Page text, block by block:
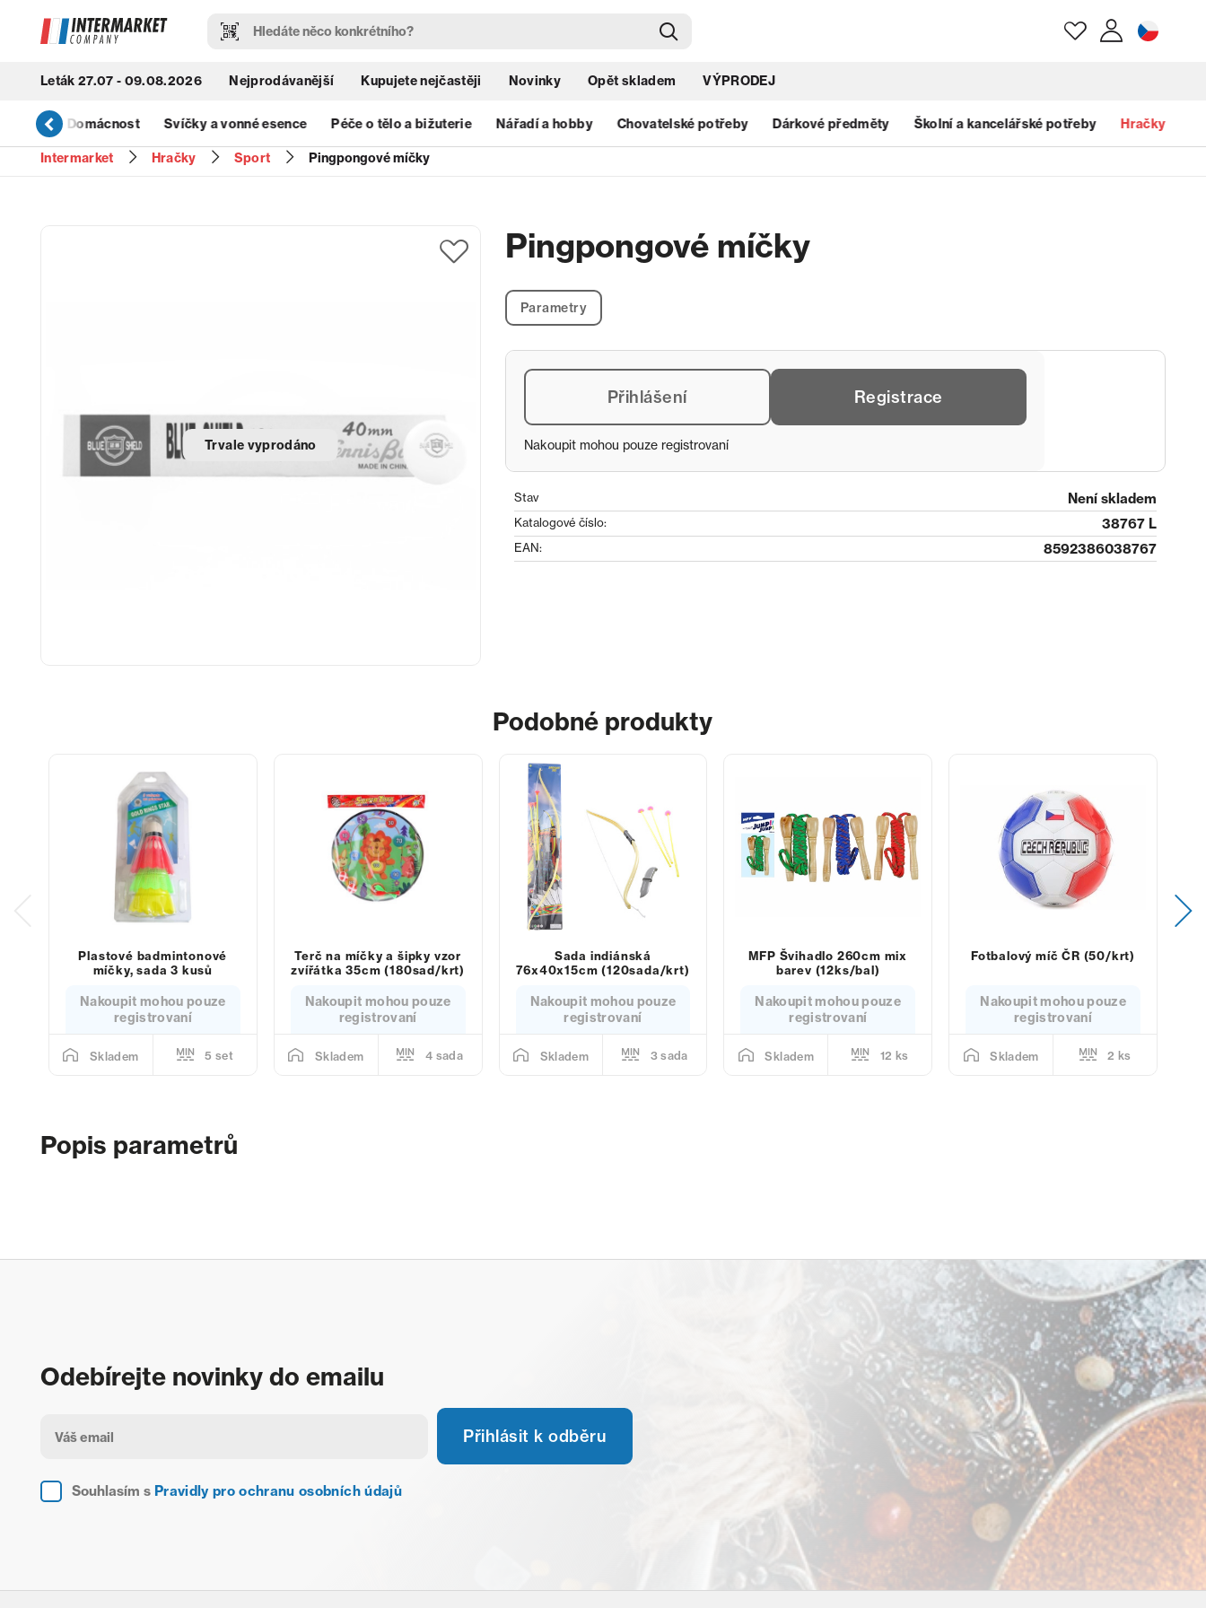
Leták 27.07 - 09.08.2026 Nejprodávanější Kupujete nejčastěji Novinky Opět skladem VÝPRODEJ
Úklid Domácnost Svíčky a vonné esence Péče o tělo a bižuterie Nářadí a hobby Chovatelské potřeby Dárkové předměty Školní a kancelářské potřeby Hračky
Intermarket Hračky Sport Pingpongové míčky
Pingpongové míčky
Parametry
Trvale vyprodáno
Přihlášení Registrace
Nakoupit mohou pouze registrovaní
Stav Není skladem
Katalogové číslo: 38767 L
EAN: 8592386038767
Podobné produkty
Plastové badmintonové
míčky, sada 3 kusů
Nakoupit mohou pouze
registrovaní
Skladem 5 set
Terč na míčky a šipky vzor
zvířátka 35cm (180sad/krt)
Nakoupit mohou pouze
registrovaní
Skladem 4 sada
Sada indiánská
76x40x15cm (120sada/krt)
Nakoupit mohou pouze
registrovaní
Skladem 3 sada
MFP Švihadlo 260cm mix
barev (12ks/bal)
Nakoupit mohou pouze
registrovaní
Skladem 12 ks
Fotbalový míč ČR (50/krt)
Nakoupit mohou pouze
registrovaní
Skladem 2 ks
Popis parametrů
Odebírejte novinky do emailu
Souhlasím s Pravidly pro ochranu osobních údajů
Přihlásit k odběru